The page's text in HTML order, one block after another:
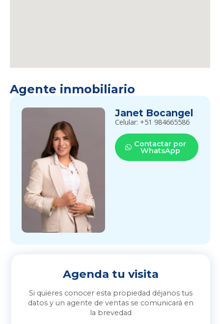
Agente inmobiliario
Janet Bocangel
Celular: +51 984665586
Contactar por
WhatsApp
Agenda tu visita
Si quieres conocer esta propiedad déjanos tus
datos y un agente de ventas se comunicará en
la brevedad